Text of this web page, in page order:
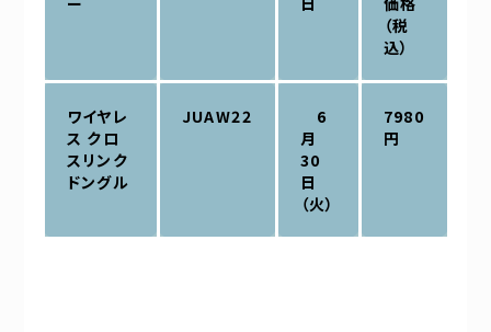
（税
込）
ワイヤレ
ス クロ
スリンク
ドングル
JUAW22
6
月
30
日
（火）
7980
円